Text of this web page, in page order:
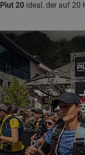
Piut 20ideal, der auf 20